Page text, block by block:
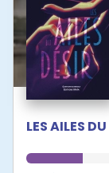
LES AILES